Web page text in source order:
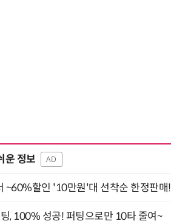
운 정보 AD
~60%할인 '10만원'대 선착순 한정판매!
, 100% 성공! 퍼팅으로만 10타 줄여~